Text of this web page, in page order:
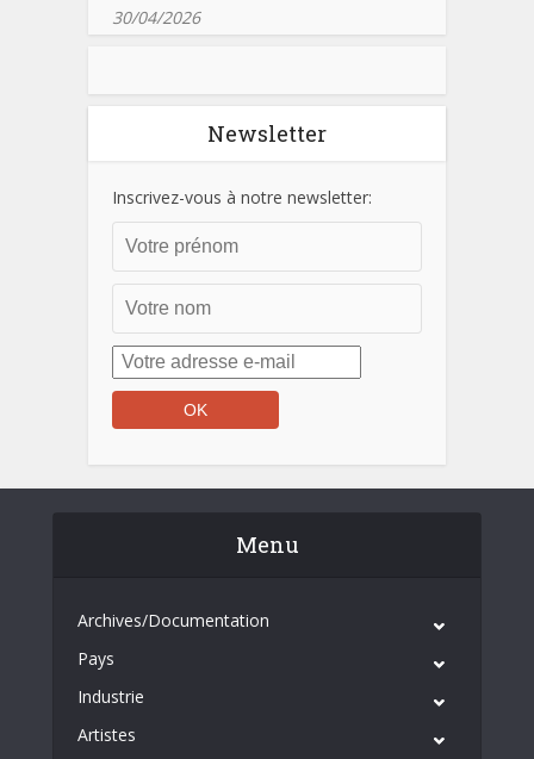
30/04/2026
Newsletter
Inscrivez-vous à notre newsletter:
Menu
Archives/Documentation
Pays
Industrie
Artistes